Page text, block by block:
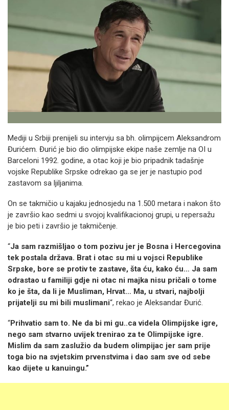
Mediji u Srbiji prenijeli su intervju sa bh. olimpijcem Aleksandrom
Đurićem. Đurić je bio dio olimpijske ekipe naše zemlje na OI u
Barceloni 1992. godine, a otac koji je bio pripadnik tadašnje
vojske Republike Srpske odrekao ga se jer je nastupio pod
zastavom sa ljiljanima.
On se takmičio u kajaku jednosjedu na 1.500 metara i nakon što
je završio kao sedmi u svojoj kvalifikacionoj grupi, u repersažu
je bio peti i završio je takmičenje.
“Ja sam razmišljao o tom pozivu jer je Bosna i Hercegovina
tek postala država. Brat i otac su mi u vojsci Republike
Srpske, bore se protiv te zastave, šta ću, kako ću… Ja sam
odrastao u familiji gdje ni otac ni majka nisu pričali o tome
ko je šta, da li je Musliman, Hrvat… Ma, u stvari, najbolji
prijatelji su mi bili muslimani“, rekao je Aleksandar Đurić.
“Prihvatio sam to. Ne da bi mi gu..ca videla Olimpijske igre,
nego sam stvarno uvijek trenirao za te Olimpijske igre.
Mislim da sam zaslužio da budem olimpijac jer sam prije
toga bio na svjetskim prvenstvima i dao sam sve od sebe
kao dijete u kanuingu.”